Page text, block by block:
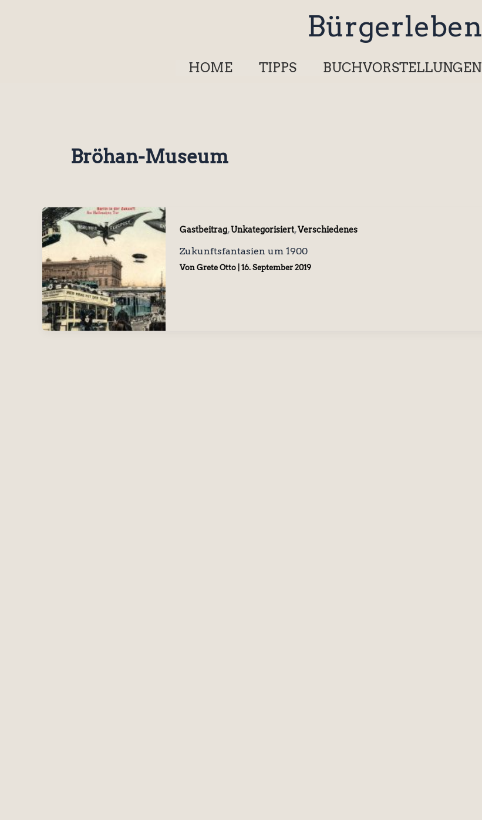
Bürgerleben
HOME TIPPS BUCHVORSTELLUNGEN
Bröhan-Museum
Gastbeitrag,Unkategorisiert,Verschiedenes
Zukunftsfantasien um 1900
Von Grete Otto 16. September 2019